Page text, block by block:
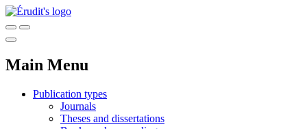
Main Menu
Publication types
Journals
Theses and dissertations